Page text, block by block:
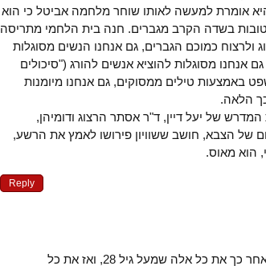
אומרת למעשה לאותו שוחר מלחמה אביטל כי הוא
בשדה הקרב מגברים. חנה בית הלחמי מתריסה
ולרצוח כמוכם הגברים, גם אנחנו הנשים מסוגלות
אנחנו מסוגלות להוציא אנשים להורג ("סיכולים
באמצעות טילים ממסוקים, גם אנחנו מיומנות
הלאה.
של יעל דיין, ד"ר אסתר הרצוג ודומיהן,
של הצבא, חושב ששוויון פירושו לאמץ את הרשע,
הוא מאוס.
Reply
אדרבה: קודם שיוציאו את הנשים, אחר כך את כל אלה שמעל גיל 28, ואז את כל